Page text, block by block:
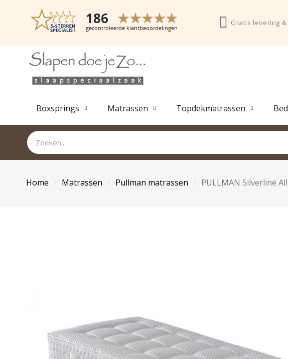
Gratis levering &
Boxsprings Matrassen Topdekmatrassen
Home Matrassen Pullman matrassen PULLMAN Silverline